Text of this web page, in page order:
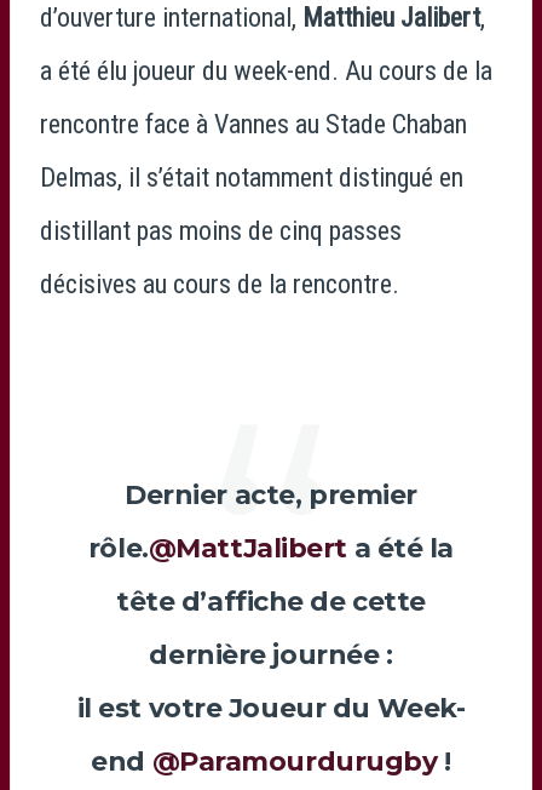
d’ouverture international, Matthieu Jalibert,
a été élu joueur du week-end. Au cours de la
rencontre face à Vannes au Stade Chaban
Delmas, il s’était notamment distingué en
distillant pas moins de cinq passes
décisives au cours de la rencontre.
Dernier acte, premier
rôle.@MattJalibert a été la
tête d’affiche de cette
dernière journée :
il est votre Joueur du Week-
end @Paramourdurugby!